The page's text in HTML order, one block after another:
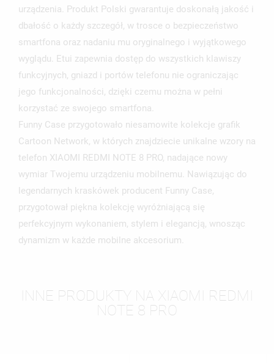
urządzenia. Produkt Polski gwarantuje doskonałą jakość i
dbałość o każdy szczegół, w trosce o bezpieczeństwo
smartfona oraz nadaniu mu oryginalnego i wyjątkowego
wyglądu. Etui zapewnia dostęp do wszystkich klawiszy
funkcyjnych, gniazd i portów telefonu nie ograniczając
jego funkcjonalności, dzięki czemu można w pełni
korzystać ze swojego smartfona.
Funny Case przygotowało niesamowite kolekcje grafik
Cartoon Network, w których znajdziecie unikalne wzory na
telefon XIAOMI REDMI NOTE 8 PRO, nadające nowy
wymiar Twojemu urządzeniu mobilnemu. Nawiązując do
legendarnych kraskówek producent Funny Case,
przygotował piękna kolekcję wyróżniającą się
perfekcyjnym wykonaniem, stylem i elegancją, wnosząc
dynamizm w każde mobilne akcesorium.
INNE PRODUKTY NA XIAOMI REDMI
NOTE 8 PRO
MOJE LISTY ŻYCZEŃ
add_circle_outline UTWÓRZ NOWĄ LISTĘ
NAZWA LISTY ŻYCZEŃ
ANULUJ UTWÓRZ LISTĘ ŻYCZEŃ
MUSISZ BYĆ ZALOGOWANY BY ZAPISAĆ PRODUKTY NA
SWOJEJ LIŚCIE ŻYCZEŃ.
ANULUJ ZALOGUJ SIĘ